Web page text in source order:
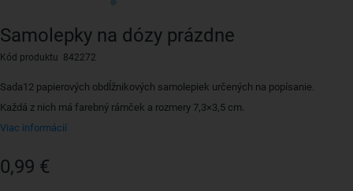
Samolepky na dózy prázdne
Kód produktu 842272
Sada12 papierových obdĺžnikových samolepiek určených na popísanie.
Každá z nich má farebný rámček a rozmery 7,3×3,5 cm.
Viac informácií
0,99 €